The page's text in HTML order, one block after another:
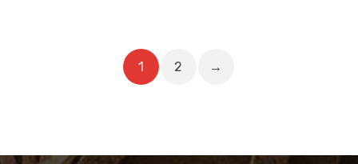
1 2 →